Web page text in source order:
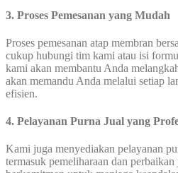
3. Proses Pemesanan yang Mudah
Proses pemesanan atap membran
cukup hubungi tim kami atau isi
kami akan membantu Anda
akan memandu Anda melalui setiap
efisien.
4. Pelayanan Purna Jual yang
Kami juga menyediakan pelayanan
termasuk pemeliharaan dan